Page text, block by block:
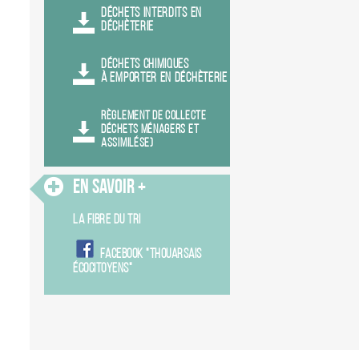
DÉCHETS INTERDITS EN
DÉCHÈTERIE
DÉCHETS CHIMIQUES
À EMPORTER EN DÉCHÈTERIE
RÈGLEMENT DE COLLECTE
DÉCHETS MÉNAGERS ET
ASSIMILÉSE)
En Savoir +
LA FIBRE DU TRI
FACEBOOK "THOUARSAIS
ÉCOCITOYENS"